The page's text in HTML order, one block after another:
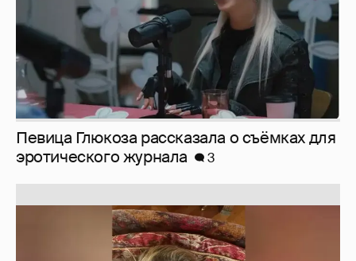
Певица Глюкоза рассказала о съёмках для
эротического журнала
3